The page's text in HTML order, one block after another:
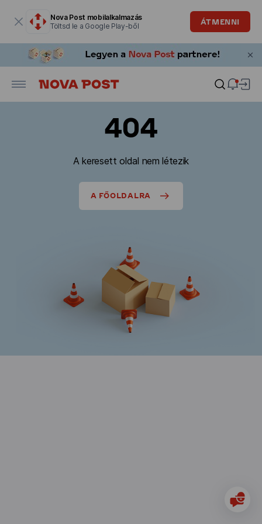
Nova Post mobilalkalmazás
Töltsd le a Google Play-ből
ÁTMENNI
404
A keresett oldal nem létezik
A FŐOLDALRA